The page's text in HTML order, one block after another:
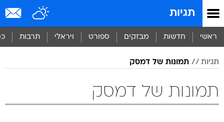
תגיות
ראשי חדשות מבזקים ספורט ויראלי תרבות
תגיות תמונות של דמסק
תמונות של דמסק